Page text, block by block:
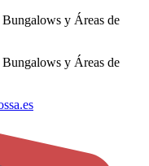
y Áreas de
y Áreas de